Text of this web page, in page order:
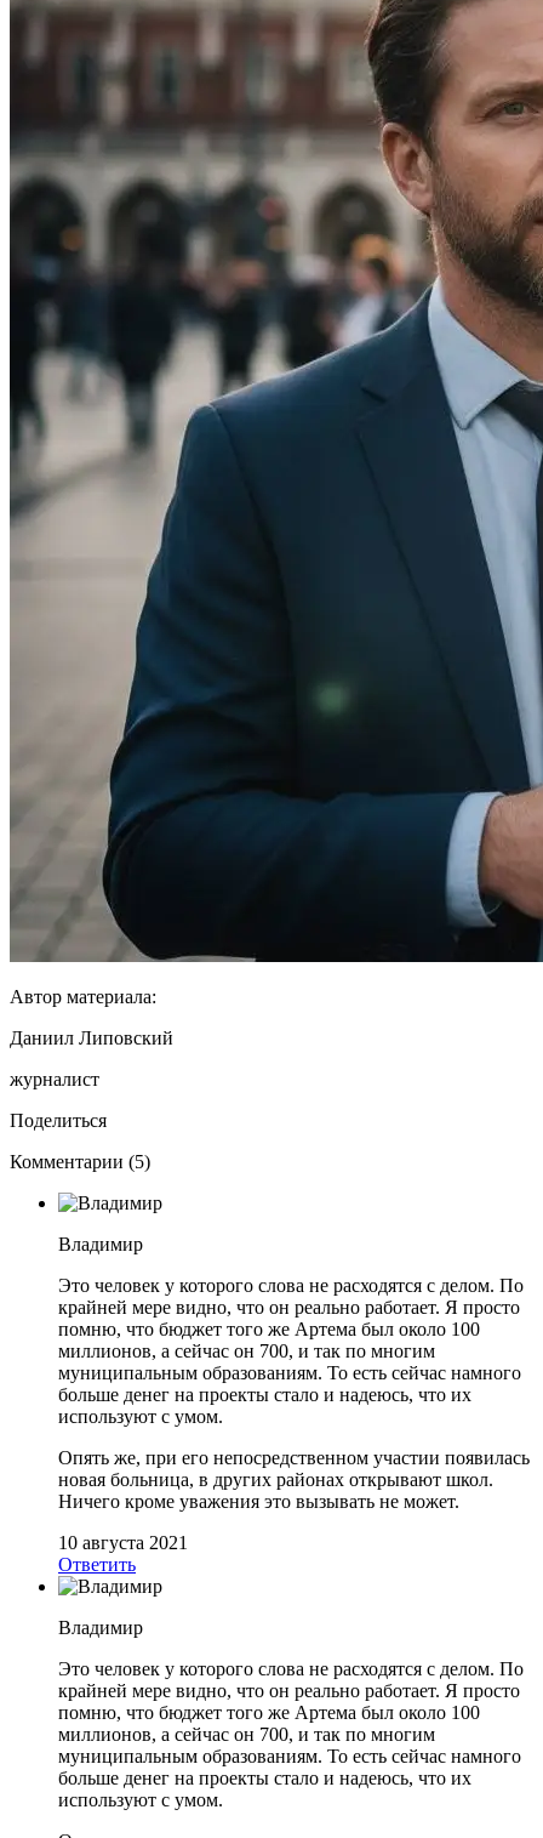
Автор материала:
Даниил Липовский
журналист
Поделиться
Комментарии (5)
Владимир
Это человек у которого слова не расходятся с делом. По
крайней мере видно, что он реально работает. Я просто
помню, что бюджет того же Артема был около 100
миллионов, а сейчас он 700, и так по многим
муниципальным образованиям. То есть сейчас намного
больше денег на проекты стало и надеюсь, что их
используют с умом.
Опять же, при его непосредственном участии появилась
новая больница, в других районах открывают школ.
Ничего кроме уважения это вызывать не может.
10 августа 2021
Ответить
Владимир
Это человек у которого слова не расходятся с делом. По
крайней мере видно, что он реально работает. Я просто
помню, что бюджет того же Артема был около 100
миллионов, а сейчас он 700, и так по многим
муниципальным образованиям. То есть сейчас намного
больше денег на проекты стало и надеюсь, что их
используют с умом.